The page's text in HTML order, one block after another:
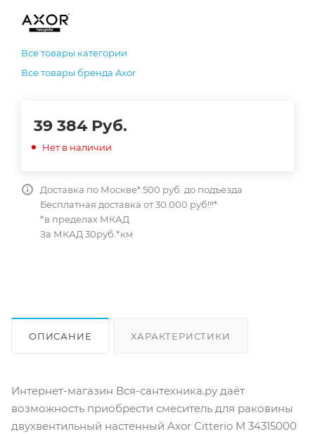
Все товары категории
Все товары бренда Axor
39 384 Руб.
Нет в наличии
Доставка по Москве* 500 руб. до подъезда
Бесплатная доставка от 30.000 руб!!!*
*в пределах МКАД
За МКАД 30руб.*км
ОПИСАНИЕ ХАРАКТЕРИСТИКИ
Интернет-магазин Вся-сантехника.ру даёт
возможность приобрести смеситель для раковины
двухвентильный настенный Axor Citterio M 34315000